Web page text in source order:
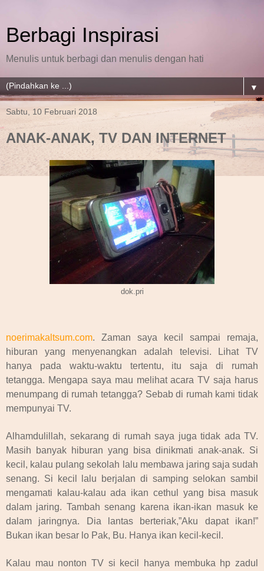
Berbagi Inspirasi
Menulis untuk berbagi dan menulis dengan hati
▼
Sabtu, 10 Februari 2018
ANAK-ANAK, TV DAN INTERNET
dok.pri
noerimakaltsum.com. Zaman saya kecil sampai remaja,
hiburan yang menyenangkan adalah televisi. Lihat TV
hanya pada waktu-waktu tertentu, itu saja di rumah
tetangga. Mengapa saya mau melihat acara TV saja harus
menumpang di rumah tetangga? Sebab di rumah kami tidak
mempunyai TV.
Alhamdulillah, sekarang di rumah saya juga tidak ada TV.
Masih banyak hiburan yang bisa dinikmati anak-anak. Si
kecil, kalau pulang sekolah lalu membawa jaring saja sudah
senang. Si kecil lalu berjalan di samping selokan sambil
mengamati kalau-kalau ada ikan cethul yang bisa masuk
dalam jaring. Tambah senang karena ikan-ikan masuk ke
dalam jaringnya. Dia lantas berteriak,”Aku dapat ikan!”
Bukan ikan besar lo Pak, Bu. Hanya ikan kecil-kecil.
Kalau mau nonton TV si kecil hanya membuka hp zadul